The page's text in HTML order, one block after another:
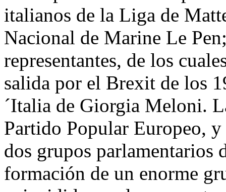
italianos de la Liga de
Nacional de Marine Le
representantes, de los
salida por el Brexit de los
´Italia de Giorgia Meloni.
Partido Popular Europeo,
dos grupos parlamentarios
formación de un enorme